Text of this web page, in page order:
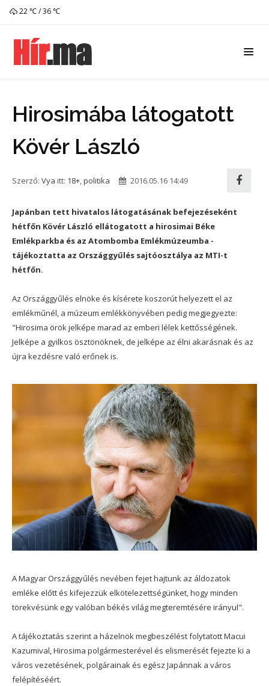
22 ℃ / 36 ℃
Hirosimába látogatott
Kövér László
Szerző: Vya itt: 18+,politika 2016.05.16 14:49
Japánban tett hivatalos látogatásának befejezéseként
hétfőn Kövér László ellátogatott a hirosimai Béke
Emlékparkba és az Atombomba Emlékmúzeumba -
tájékoztatta az Országgyűlés sajtóosztálya az MTI-t
hétfőn.
Az Országgyűlés elnöke és kísérete koszorút helyezett el az
emlékműnél, a múzeum emlékkönyvében pedig megjegyezte:
"Hirosima örök jelképe marad az emberi lélek kettősségének.
Jelképe a gyilkos ösztönöknek, de jelképe az élni akarásnak és az
újra kezdésre való erőnek is.
A Magyar Országgyűlés nevében fejet hajtunk az áldozatok
emléke előtt és kifejezzük elkötelezettségünket, hogy minden
törekvésünk egy valóban békés világ megteremtésére irányul".
A tájékoztatás szerint a házelnök megbeszélést folytatott Macui
Kazumival, Hirosima polgármesterével és elismerését fejezte ki a
város vezetésének, polgárainak és egész Japánnak a város
felépítéséért.